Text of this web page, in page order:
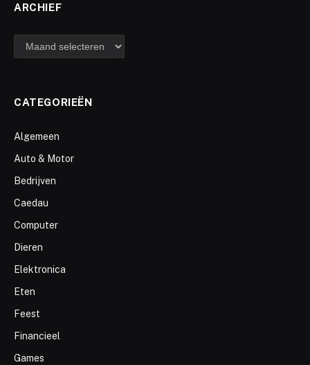
ARCHIEF
archief
CATEGORIEËN
Algemeen
Auto & Motor
Bedrijven
Caedau
Computer
Dieren
Elektronica
Eten
Feest
Financieel
Games